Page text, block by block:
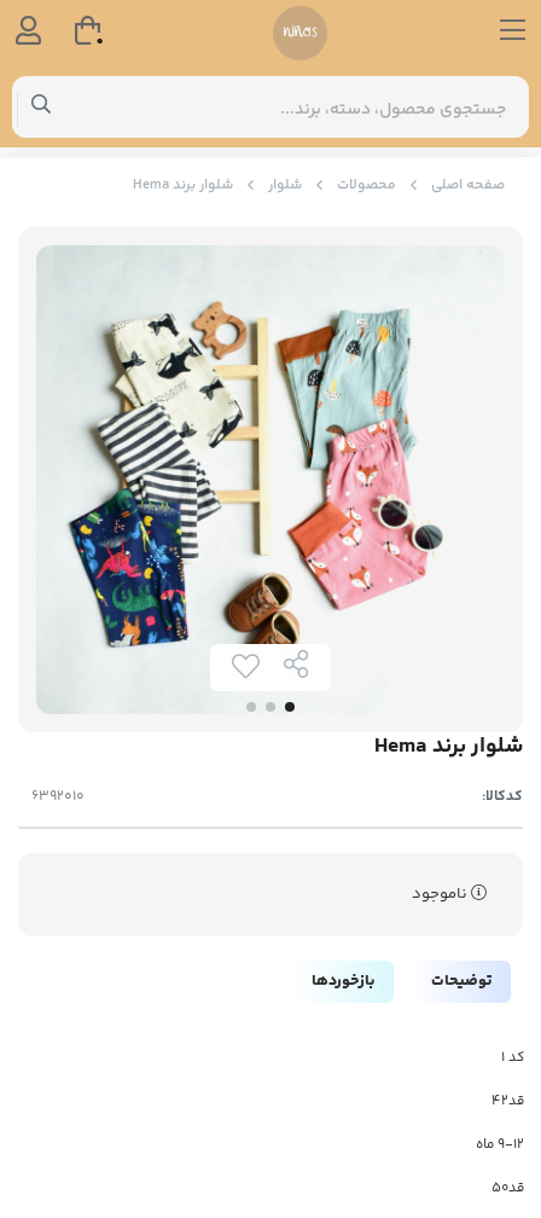
صفحه اصلی محصولات شلوار شلوار برند Hema
شلوار برند Hema
کدکالا:
ناموجود
توضیحات بازخوردها
کد ۱
قد۴۲
۹-۱۲ ماه
قد۵۰
0